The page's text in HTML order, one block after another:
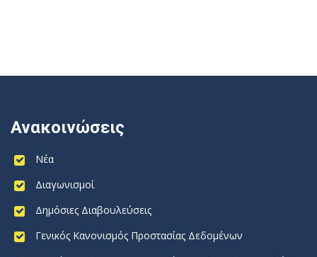
Ανακοινώσεις
Νέα
Διαγωνισμοί
Δημόσιες Διαβουλεύσεις
Γενικός Κανονισμός Προστασίας Δεδομένων